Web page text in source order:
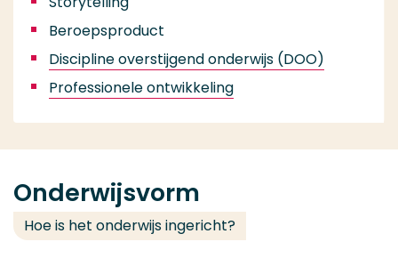
Beroepsproduct
Discipline overstijgend onderwijs (DOO)
Professionele ontwikkeling
Onderwijsvorm
Hoe is het onderwijs ingericht?